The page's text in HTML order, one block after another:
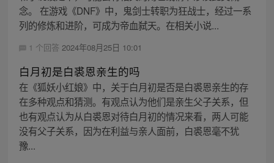
念。 在游戏《DNF》中，鬼剑士转职为狂战士，经过一系
列的修炼和进阶，可成为帝血弑天。在相关小说...
1 个回答 2024年08月25日 10:01
白月初是白裘恩亲生的吗
在《狐妖小红娘》中，关于白月初是否是白裘恩亲生的存
在多种观点和猜测。有观点认为他们是亲生父子关系，但
也有观点认为从白裘恩对待白月初的情况来看，两人可能
没有父子关系，因为在利益与亲人面前，白裘恩毫不犹
豫...